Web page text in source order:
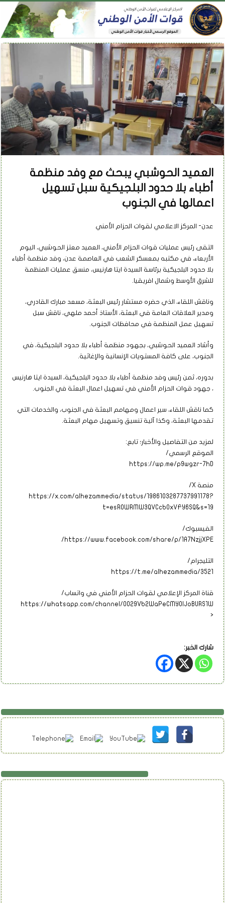
العميد الحوشبي يبحث مع وفد منظمة
أطباء بلا حدود البلجيكية سبل تسهيل
اعمالها في الجنوب
عدن- المركز الاعلامي لقوات الحزام الأمني
التقى رئيس عمليات قوات الحزام الأمني، العميد معتز الحوشبي، اليوم
الأربعاء، في مكتبه بمعسكر الشعب في العاصمة عدن، وفد منظمة أطباء
بلا حدود البلجيكية برئاسة السيدة ايتا هارنيس، منسق عمليات المنظمة
للشرق الأوسط وشمال افريقيا.
وناقش اللقاء، الذي حضره مستشار رئيس البعثة، مسعد مبارك القادري،
ومدير العلاقات العامة في البعثة، الأستاذ أحمد ملهي، ناقش سبل
تسهيل عمل المنظمة في محافظات الجنوب.
وأشاد العميد الحوشبي، بجهود منظمة أطباء بلا حدود البلجيكية، في
الجنوب، على كافة المستويات الإنسانية والإغاثية.
بدوره، ثمن رئيس وفد منظمة أطباء بلا حدود البلجيكية، السيدة ايتا هارنيس
، جهود قوات الحزام الأمني في تسهيل اعمال البعثة في الجنوب.
كما ناقش اللقاء، سير اعمال ومهامم البعثة في الجنوب، والخدمات التي
تقدمها البعثة، وكذا آلية تنسيق وتسهيل مهام البعثة.
لمزيد من التفاصيل والأخبار؛ تابع:
الموقع الرسمي/
https://wp.me/p9wgzr-7hD
منصة X/
https://x.com/alhezammedia/status/1986103287737991178?
t=esROWRMW3QVCcbOxVFY6SQ&s=19
الفيسبوك/
https://www.facebook.com/share/p/1A7NzjjXPE/
التليجرام/
https://t.me/alhezammedia/3521
قناة المركز الإعلامي لقوات الحزام الأمني في واتساب/
https://whatsapp.com/channel/0029Vb2WaPeCMY0IJoBURS1W
<
شارك الخبر: